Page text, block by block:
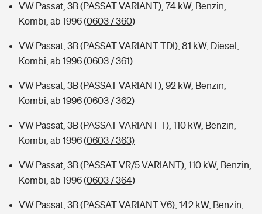
VW Passat, 3B (PASSAT VARIANT), 74 kW, Benzin,
Kombi, ab 1996(0603 / 360)
VW Passat, 3B (PASSAT VARIANT TDI), 81 kW, Diesel,
Kombi, ab 1996(0603 / 361)
VW Passat, 3B (PASSAT VARIANT), 92 kW, Benzin,
Kombi, ab 1996(0603 / 362)
VW Passat, 3B (PASSAT VARIANT T), 110 kW, Benzin,
Kombi, ab 1996(0603 / 363)
VW Passat, 3B (PASSAT VR/5 VARIANT), 110 kW, Benzin,
Kombi, ab 1996(0603 / 364)
VW Passat, 3B (PASSAT VARIANT V6), 142 kW, Benzin,